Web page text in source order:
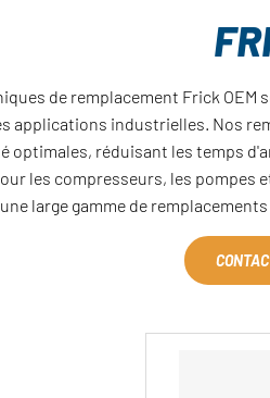
de remplacement Frick
applications industrielles. Nos
optimales, réduisant les temps
les compresseurs, les pompes
large gamme de